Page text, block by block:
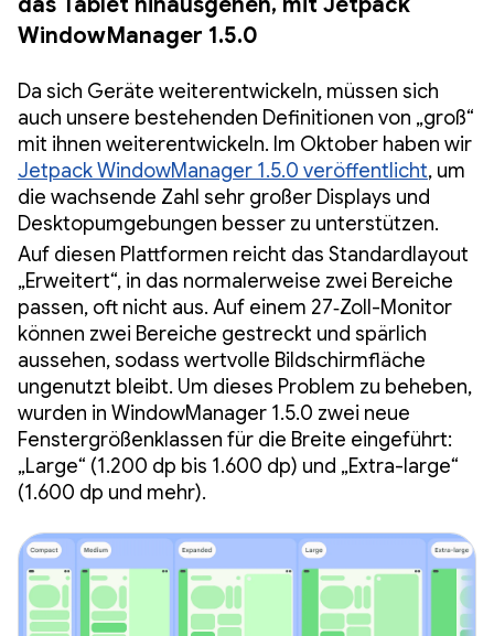
WindowManager 1.5.0
Da sich Geräte weiterentwickeln, müssen sich
auch unsere bestehenden Definitionen von „groß“
mit ihnen weiterentwickeln. Im Oktober haben wir
Jetpack WindowManager 1.5.0 veröffentlicht, um
die wachsende Zahl sehr großer Displays und
Desktopumgebungen besser zu unterstützen.
Auf diesen Plattformen reicht das Standardlayout
„Erweitert“, in das normalerweise zwei Bereiche
passen, oft nicht aus. Auf einem 27‑Zoll-Monitor
können zwei Bereiche gestreckt und spärlich
aussehen, sodass wertvolle Bildschirmfläche
ungenutzt bleibt. Um dieses Problem zu beheben,
wurden in WindowManager 1.5.0 zwei neue
Fenstergrößenklassen für die Breite eingeführt:
„Large“ (1.200 dp bis 1.600 dp) und „Extra-large“
(1.600 dp und mehr).